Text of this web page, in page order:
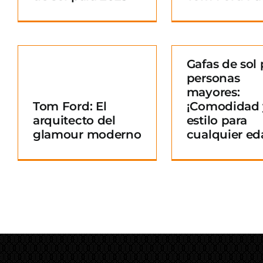
Tom Ford: El
arquitecto del
glamour moderno
¡Comodidad y
estilo para
cualquier edad!
Gafas de sol
personas
mayores:
¡Comodidad
estilo para
cualquier